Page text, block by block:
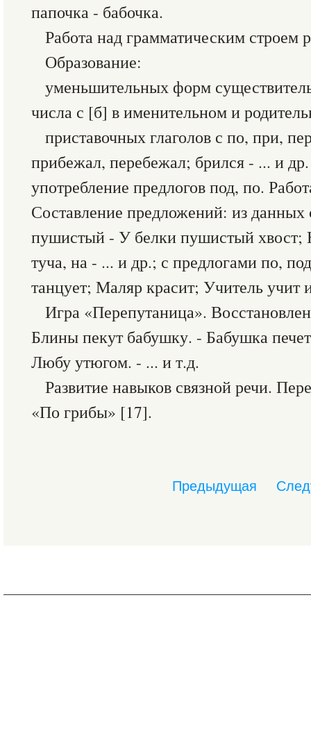
папочка - бабочка.
Работа над грамматическим строем
Образование:
уменьшительных форм
числа с [б] в именительном и
приставочных глаголов с по, при,
прибежал, перебежал; брился - ... и
употребление предлогов под, по.
Составление предложений: из данных
пушистый - У белки пушистый хвост;
туча, на - ... и др.; с предлогами по,
танцует; Маляр красит; Учитель учит
Игра «Перепутаница».
Блины пекут бабушку. - Бабушка
Любу утюгом. - ... и т.д.
Развитие навыков связной речи.
«По грибы» [17].
Предыдущая